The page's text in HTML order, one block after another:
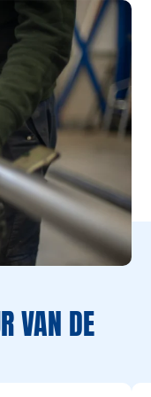
VAN DE